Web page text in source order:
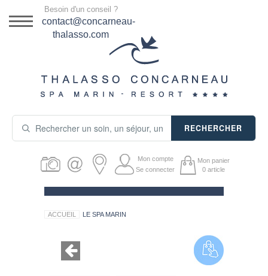
DESTINATION
SÉJOURS THALASSO
PRODUITS COSMÉTIQUES
GUIDE CADEAUX
Besoin d'un conseil ?
contact@concarneau-
thalasso.com
RECHERCHER
Mon compte
Se connecter
Mon panier
0 article
ACCUEIL LE SPA MARIN